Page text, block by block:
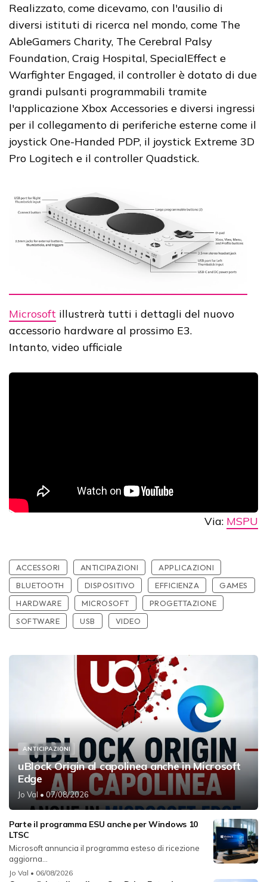
Realizzato, come dicevamo, con l'ausilio di
diversi istituti di ricerca nel mondo, come The
AbleGamers Charity, The Cerebral Palsy
Foundation, Craig Hospital, SpecialEffect e
Warfighter Engaged, il controller è dotato di due
grandi pulsanti programmabili tramite
l'applicazione Xbox Accessories e diversi ingressi
per il collegamento di periferiche esterne come il
joystick One-Handed PDP, il joystick Extreme 3D
Pro Logitech e il controller Quadstick.
Microsoft illustrerà tutti i dettagli del nuovo
accessorio hardware al prossimo E3.
Intanto, video ufficiale
Via: MSPU
ACCESSORI ANTICIPAZIONI
APPLICAZIONI
BLUETOOTH
DISPOSITIVO EFFICIENZA
GAMES
HARDWARE
MICROSOFT
PROGETTAZIONE
SOFTWARE
USB VIDEO
ANTICIPAZIONI
uBlock Origin al capolinea anche in Microsoft
Edge
Jo Val • 07/08/2026
Parte il programma ESU anche per Windows 10
LTSC
Microsoft annuncia il programma esteso di ricezione
aggiorna...
Jo Val • 06/08/2026